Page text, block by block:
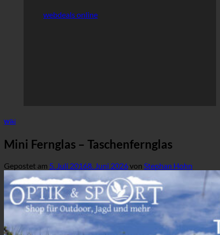
webdeals online
Wiki
Mini Fernglas – Taschenfernglas
Gepostet am 5. Juli 20168. Juni 2026von Stephan Hohn